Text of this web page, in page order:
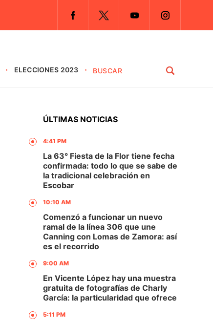
ELECCIONES 2023
ÚLTIMAS NOTICIAS
4:41 PM
La 63° Fiesta de la Flor tiene fecha
confirmada: todo lo que se sabe de
la tradicional celebración en
Escobar
10:10 AM
Comenzó a funcionar un nuevo
ramal de la línea 306 que une
Canning con Lomas de Zamora: así
es el recorrido
9:00 AM
En Vicente López hay una muestra
gratuita de fotografías de Charly
García: la particularidad que ofrece
5:11 PM